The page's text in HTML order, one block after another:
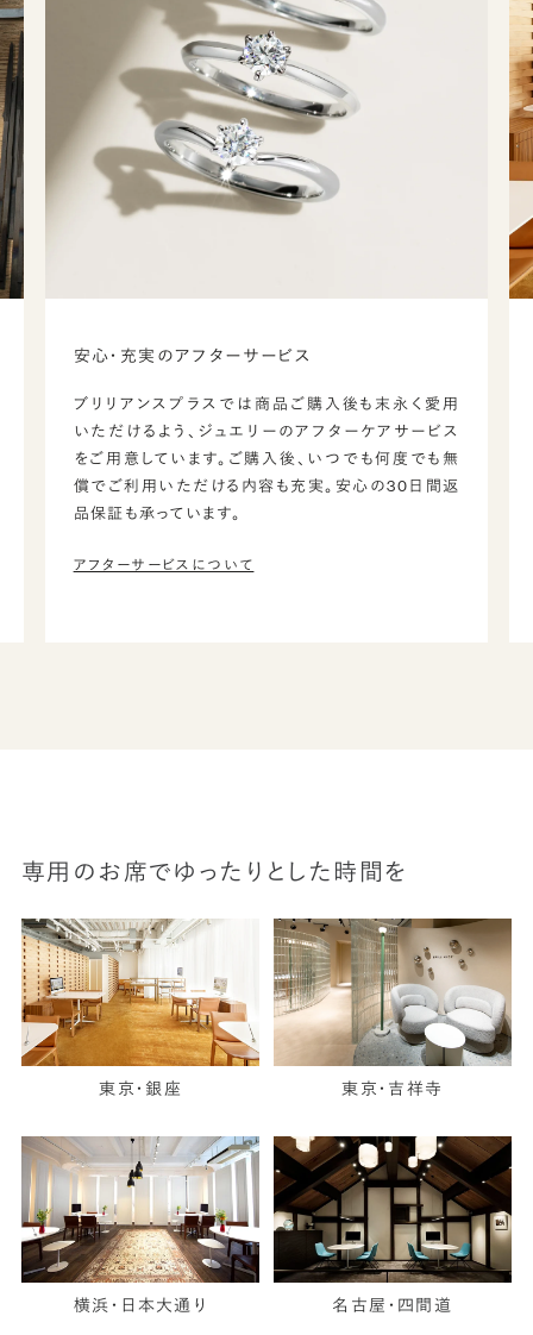
安心・充実のアフターサービス
ブリリアンスプラスでは商品ご購入後も末永く愛用
いただけるよう、ジュエリーのアフターケアサービス
をご用意しています。ご購入後、いつでも何度でも無
償でご利用いただける内容も充実。安心の30日間返
品保証も承っています。
アフターサービスについて
専用のお席でゆったりとした時間を
東京・銀座 東京・吉祥寺
横浜・日本大通り 名古屋・四間道